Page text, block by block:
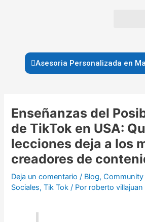
Asesoria Personalizada en
Enseñanzas del
de TikTok en USA:
lecciones deja a los
creadores de
Deja un comentario / Blog,
Sociales,Tik Tok / Por roberto
entradas